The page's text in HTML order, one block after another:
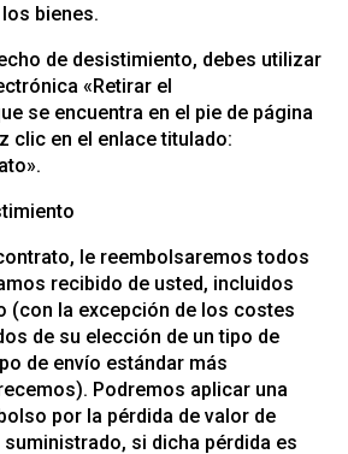
bienes.
de desistimiento, debes utilizar
«Retirar el
se encuentra en el pie de página
clic en el enlace titulado:
le reembolsaremos todos
recibido de usted, incluidos
(con la excepción de los costes
de su elección de un tipo de
de envío estándar más
Podremos aplicar una
por la pérdida de valor de
si dicha pérdida es